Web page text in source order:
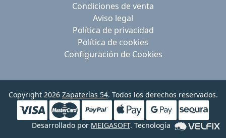
Condiciones de venta
Aviso legal
Política de privacidad
Política de cookies
Configuración de Cookies
Copyright 2026 Zapaterías 54. Todos los derechos reservados.
Desarrollado por MEIGASOFT. Tecnología